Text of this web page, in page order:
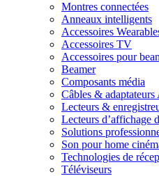
Montres connectées
Anneaux intelligents
Accessoires
Accessoires TV
Accessoires pour
Beamer
Composants média
Câbles & adaptateurs
Lecteurs &
Lecteurs d’affichage
Solutions
Son pour home
Technologies de
Téléviseurs